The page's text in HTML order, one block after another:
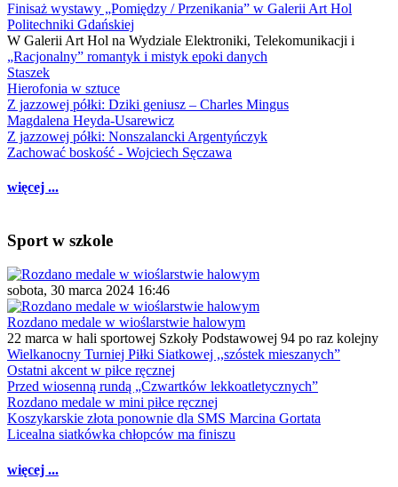
Finisaż wystawy „Pomiędzy / Przenikania” w Galerii Art Hol
Politechniki Gdańskiej
W Galerii Art Hol na Wydziale Elektroniki, Telekomunikacji i
„Racjonalny” romantyk i mistyk epoki danych
Staszek
Hierofonia w sztuce
Z jazzowej półki: Dziki geniusz – Charles Mingus
Magdalena Heyda-Usarewicz
Z jazzowej półki: Nonszalancki Argentyńczyk
Zachować boskość - Wojciech Sęczawa
więcej ...
Sport w szkole
sobota, 30 marca 2024 16:46
Rozdano medale w wioślarstwie halowym
22 marca w hali sportowej Szkoły Podstawowej 94 po raz kolejny
Wielkanocny Turniej Piłki Siatkowej ,,szóstek mieszanych”
Ostatni akcent w piłce ręcznej
Przed wiosenną rundą „Czwartków lekkoatletycznych”
Rozdano medale w mini piłce ręcznej
Koszykarskie złota ponownie dla SMS Marcina Gortata
Licealna siatkówka chłopców ma finiszu
więcej ...